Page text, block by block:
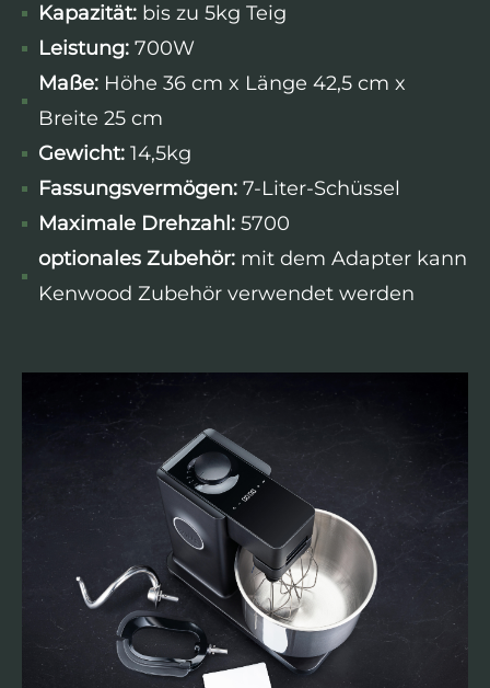
Kapazität: bis zu 5kg Teig
Leistung: 700W
Maße: Höhe 36 cm x Länge 42,5 cm x
Breite 25 cm
Gewicht: 14,5kg
Fassungsvermögen: 7-Liter-Schüssel
Maximale Drehzahl: 5700
optionales Zubehör: mit dem Adapter kann
Kenwood Zubehör verwendet werden